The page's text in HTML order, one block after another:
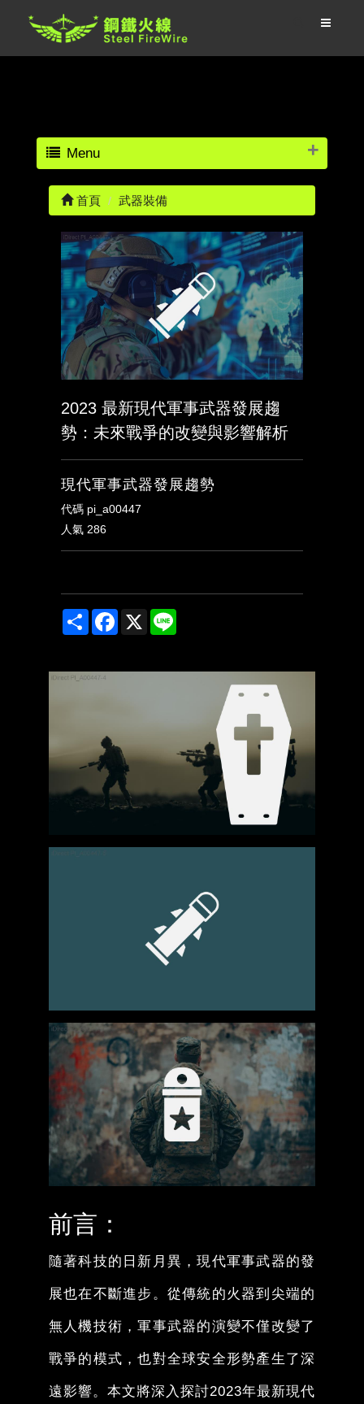
Menu
首頁 武器裝備
2023 最新現代軍事武器發展趨
勢：未來戰爭的改變與影響解析
現代軍事武器發展趨勢
代碼 pi_a00447
人氣 286
Share Facebook
X
前言：
隨著科技的日新月異，現代軍事武器的發
展也在不斷進步。從傳統的火器到尖端的
無人機技術，軍事武器的演變不僅改變了
戰爭的模式，也對全球安全形勢產生了深
遠影響。本文將深入探討2023年最新現代